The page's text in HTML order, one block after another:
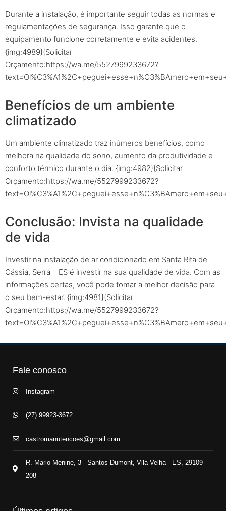
Durante a instalação, é importante seguir todas as normas e
regulamentações de segurança. Isso garante que o
equipamento funcione corretamente e evita acidentes.
{img:4989}{Solicitar
Orçamento:https://wa.me/5527999233672?
Benefícios de um ambiente
climatizado
Um ambiente climatizado traz inúmeros benefícios, como
melhora na qualidade do sono, aumento da produtividade e
conforto térmico durante o dia. {img:4982}{Solicitar
Orçamento:https://wa.me/5527999233672?
Conclusão: Invista na qualidade
de vida
Investir na instalação de ar condicionado em Santa Rita de
Cássia, Serra – ES é investir na sua qualidade de vida. Com as
informações certas, você pode tomar a melhor decisão para
o seu bem-estar. {img:4981}{Solicitar
Orçamento:https://wa.me/5527999233672?
Fale conosco
Instagram
(27) 99923-3672
castromanutencoes@gmail.com
R. Mario Menine, 3 - Santos Dumont, Vila Velha - ES, 29109-
208